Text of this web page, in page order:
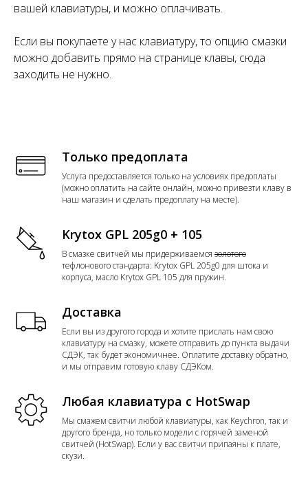
вашей клавиатуры, и можно оплачивать.
Если вы покупаете у нас клавиатуру, то опцию смазки
можно добавить прямо на странице клавы, сюда
заходить не нужно.
Только предоплата
Услуга предоставляется только на условиях предоплаты
(можно оплатить на сайте онлайн, можно привезти клаву в
наш магазин и сделать предоплату на месте).
Krytox GPL 205g0 + 105
В смазке свитчей мы придерживаемся золотого
тефлонового стандарта: Krytox GPL 205g0 для штока и
корпуса, масло Krytox GPL 105 для пружин.
Доставка
Если вы из другого города и хотите прислать нам свою
клавиатуру на смазку, можете отправить до пункта выдачи
СДЭК, так будет экономичнее. Оплатите доставку обратно,
и мы отправим готовую клаву СДЭКом.
Любая клавиатура с HotSwap
Мы смажем свитчи любой клавиатуры, как Keychron, так и
другого бренда, но только модели с горячей заменой
свитчей (HotSwap). Если у вас свитчи припаяны к плате,
скузи.